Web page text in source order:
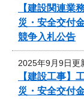
【建設関連
災・安全交付
競争入札公告
2025年9月9日更
【建設工事
災・安全交付